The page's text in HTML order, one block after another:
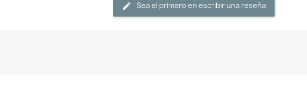
Sea el primero en escribir una reseña